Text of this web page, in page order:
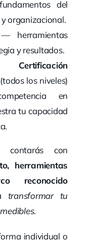
del
organizacional.
herramientas
y resultados.
(todos los niveles)
en
tu capacidad
con
herramientas
reconocido
transformar tu
.
individual o